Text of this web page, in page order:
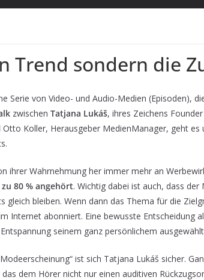
Trend sondern die
Serie von Video- und Audio-Medien (Episoden),
zwischen Tatjana Lukáš, ihres Zeichens
Otto Koller, Herausgeber MedienManager, geht es
ihrer Wahrnehmung her immer mehr an
80 % angehört. Wichtig dabei ist auch, dass
gleich bleiben. Wenn dann das Thema für die
Internet abonniert. Eine bewusste Entscheidung
seinem ganz persönlichem
ist sich Tatjana Lukáš sicher.
dem Hörer nicht nur einen auditiven